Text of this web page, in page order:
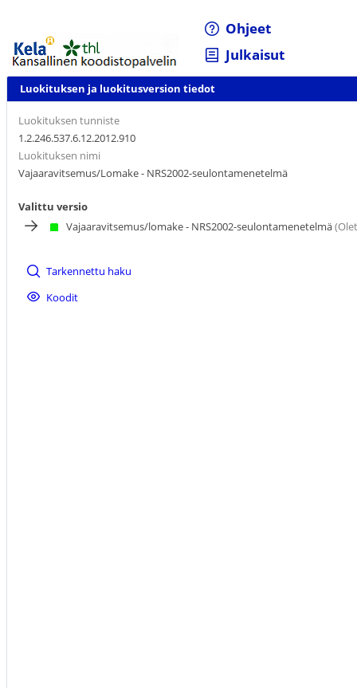
Ohjeet
Julkaisut
Luokituksen ja luokitusversion tiedot
Luokituksen tunniste
1.2.246.537.6.12.2012.910
Luokituksen nimi
Vajaaravitsemus/Lomake - NRS2002-seulontamenetelmä
Valittu versio
Vajaaravitsemus/lomake - NRS2002-seulontamenetelmä
Tarkennettu haku
Koodit